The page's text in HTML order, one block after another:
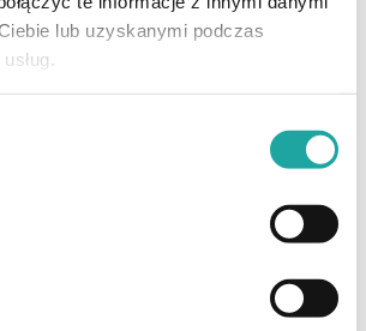
lub uzyskanymi podczas
Więcej o mnie